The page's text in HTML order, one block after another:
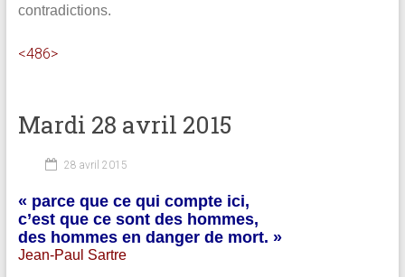
contradictions.
<486>
Mardi 28 avril 2015
28 avril 2015
« parce que ce qui compte ici,
c’est que ce sont des hommes,
des hommes en danger de mort. »
Jean-Paul Sartre